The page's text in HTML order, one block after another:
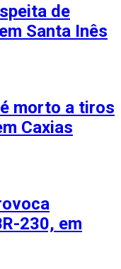
de
Santa Inês
morto a tiros
Caxias
230, em